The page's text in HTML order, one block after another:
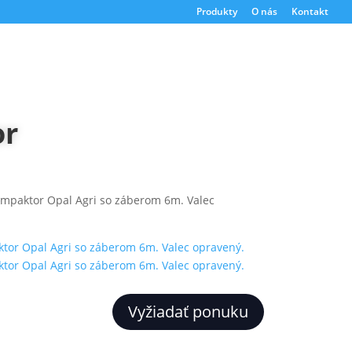
Produkty O nás Kontakt
Opal Agri so záberom 6m. Valec
Vyžiadať ponuku